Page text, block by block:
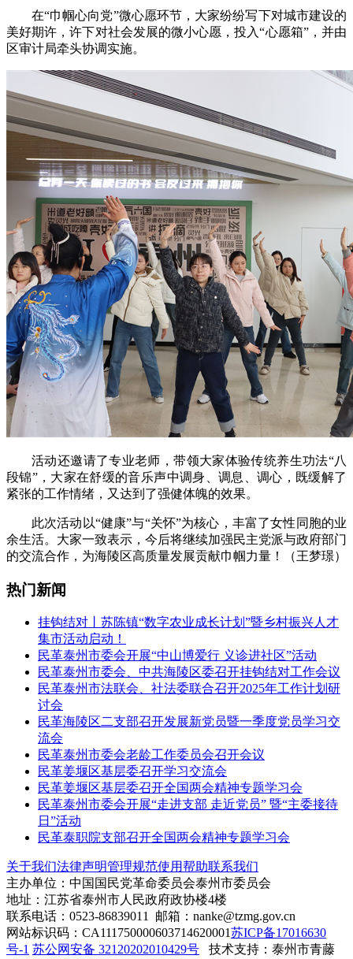
在“巾帼心向党”微心愿环节，大家纷纷写下对城市建设的
美好期许，许下对社会发展的微小心愿，投入“心愿箱”，并由
区审计局牵头协调实施。
活动还邀请了专业老师，带领大家体验传统养生功法“八
段锦”，大家在舒缓的音乐声中调身、调息、调心，既缓解了
紧张的工作情绪，又达到了强健体魄的效果。
此次活动以“健康”与“关怀”为核心，丰富了女性同胞的业
余生活。大家一致表示，今后将继续加强民主党派与政府部门
的交流合作，为海陵区高质量发展贡献巾帼力量！（王梦璟）
热门新闻
挂钩结对丨苏陈镇“数字农业成长计划”暨乡村振兴人才
集市活动启动！
民革泰州市委会开展“中山博爱行 义诊进社区”活动
民革泰州市委会、中共海陵区委召开挂钩结对工作会议
民革泰州市法联会、社法委联合召开2025年工作计划研
讨会
民革海陵区二支部召开发展新党员暨一季度党员学习交
流会
民革泰州市委会老龄工作委员会召开会议
民革姜堰区基层委召开学习交流会
民革姜堰区基层委召开全国两会精神专题学习会
民革泰州市委会开展“走进支部 走近党员” 暨“主委接待
日”活动
民革泰职院支部召开全国两会精神专题学习会
关于我们法律声明管理规范使用帮助联系我们
主办单位：中国国民党革命委员会泰州市委员会
地址：江苏省泰州市人民政府政协楼4楼
联系电话：0523-86839011 邮箱：nanke@tzmg.gov.cn
网站标识码：CA111750000603714620001苏ICP备17016630
号-1 苏公网安备 32120202010429号 技术支持：泰州市青藤